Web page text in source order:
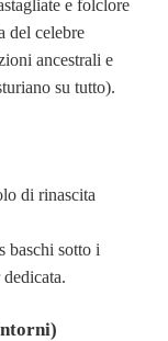
e folclore
del celebre
ancestrali e
su tutto).
di rinascita
baschi sotto i